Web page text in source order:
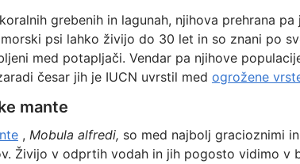
grebenih in lagunah, njihova prehrana pa
psi lahko živijo do 30 let in so znani po
med potapljači. Vendar pa njihove
česar jih je IUCN uvrstil med ogrožene
mante
, Mobula alfredi, so med najbolj gracioznimi
Živijo v odprtih vodah in jih pogosto vidimo v